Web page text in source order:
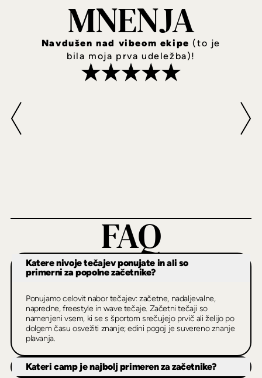
MNENJA
Navdušen nad vibeom ekipe (to je
bila moja prva udeležba)!
FAQ
Katere nivoje tečajev ponujate in ali so
primerni za popolne začetnike?
Ponujamo celovit nabor tečajev: začetne, nadaljevalne,
napredne, freestyle in wave tečaje. Začetni tečaji so
namenjeni vsem, ki se s športom srečujejo prvič ali želijo po
dolgem času osvežiti znanje; edini pogoj je suvereno znanje
plavanja.
Kateri camp je najbolj primeren za začetnike?